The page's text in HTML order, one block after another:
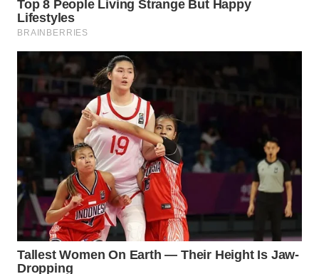
WN
CIANJUR
WN
KEPULAUAN
SERIBU
TANGERANG
WN
BINJAI
WN
CIREBON